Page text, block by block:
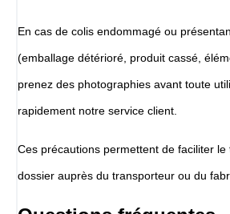
En cas de colis endommagé ou
(emballage détérioré, produit cassé,
prenez des photographies avant toute
rapidement notre service client.
Ces précautions permettent de faciliter
dossier auprès du transporteur ou du